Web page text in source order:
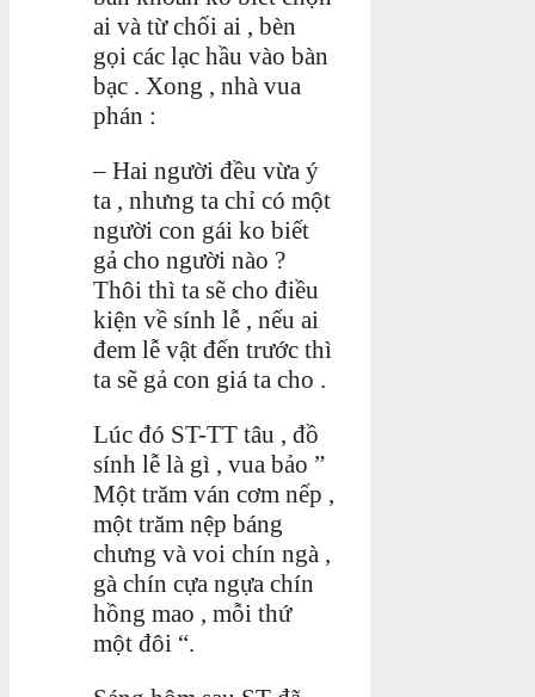
ai và từ chối ai , bèn
gọi các lạc hầu vào bàn
bạc . Xong , nhà vua
phán :
– Hai người đều vừa ý
ta , nhưng ta chỉ có một
người con gái ko biết
gả cho người nào ?
Thôi thì ta sẽ cho điều
kiện về sính lễ , nếu ai
đem lễ vật đến trước thì
ta sẽ gả con giá ta cho .
Lúc đó ST-TT tâu , đồ
sính lễ là gì , vua bảo ”
Một trăm ván cơm nếp ,
một trăm nệp báng
chưng và voi chín ngà ,
gà chín cựa ngựa chín
hồng mao , mỗi thứ
một đôi “.